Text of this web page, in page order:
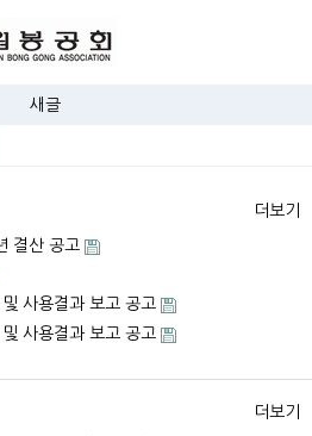
새글
결산 공고
사용결과 보고 공고
사용결과 보고 공고
더보기
더보기